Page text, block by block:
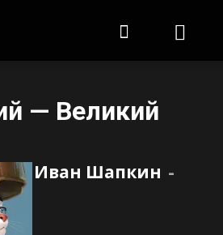
— Великий
Иван Шапкин -